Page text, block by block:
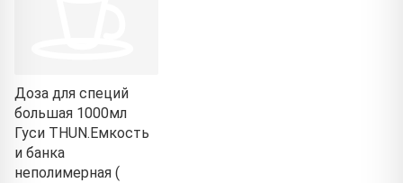
Доза для специй
большая 1000мл
Гуси THUN.Емкость
и банка
неполимерная (